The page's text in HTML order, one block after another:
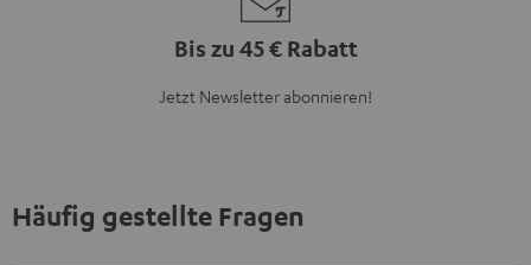
Bis zu 45 € Rabatt
Jetzt Newsletter abonnieren!
Häufig gestellte Fragen